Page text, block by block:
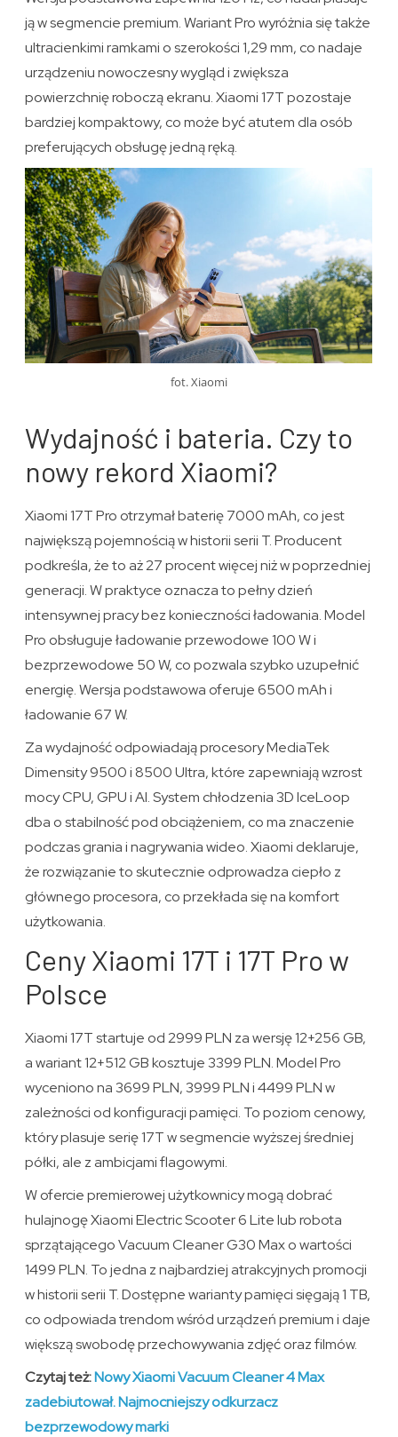
ją w segmencie premium. Wariant Pro wyróżnia się także
ultracienkimi ramkami o szerokości 1,29 mm, co nadaje
urządzeniu nowoczesny wygląd i zwiększa
powierzchnię roboczą ekranu. Xiaomi 17T pozostaje
bardziej kompaktowy, co może być atutem dla osób
preferujących obsługę jedną ręką.
fot. Xiaomi
Wydajność i bateria. Czy to
nowy rekord Xiaomi?
Xiaomi 17T Pro otrzymał baterię 7000 mAh, co jest
największą pojemnością w historii serii T. Producent
podkreśla, że to aż 27 procent więcej niż w poprzedniej
generacji. W praktyce oznacza to pełny dzień
intensywnej pracy bez konieczności ładowania. Model
Pro obsługuje ładowanie przewodowe 100 W i
bezprzewodowe 50 W, co pozwala szybko uzupełnić
energię. Wersja podstawowa oferuje 6500 mAh i
ładowanie 67 W.
Za wydajność odpowiadają procesory MediaTek
Dimensity 9500 i 8500 Ultra, które zapewniają wzrost
mocy CPU, GPU i AI. System chłodzenia 3D IceLoop
dba o stabilność pod obciążeniem, co ma znaczenie
podczas grania i nagrywania wideo. Xiaomi deklaruje,
że rozwiązanie to skutecznie odprowadza ciepło z
głównego procesora, co przekłada się na komfort
użytkowania.
Ceny Xiaomi 17T i 17T Pro w
Polsce
Xiaomi 17T startuje od 2999 PLN za wersję 12+256 GB,
a wariant 12+512 GB kosztuje 3399 PLN. Model Pro
wyceniono na 3699 PLN, 3999 PLN i 4499 PLN w
zależności od konfiguracji pamięci. To poziom cenowy,
który plasuje serię 17T w segmencie wyższej średniej
półki, ale z ambicjami flagowymi.
W ofercie premierowej użytkownicy mogą dobrać
hulajnogę Xiaomi Electric Scooter 6 Lite lub robota
sprzątającego Vacuum Cleaner G30 Max o wartości
1499 PLN. To jedna z najbardziej atrakcyjnych promocji
w historii serii T. Dostępne warianty pamięci sięgają 1 TB,
co odpowiada trendom wśród urządzeń premium i daje
większą swobodę przechowywania zdjęć oraz filmów.
Czytaj też:Nowy Xiaomi Vacuum Cleaner 4 Max
zadebiutował. Najmocniejszy odkurzacz
bezprzewodowy marki